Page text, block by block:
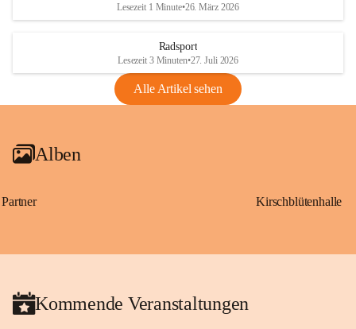
1 Seite•1,4 MB
VBl. EU Nr. 18_2026
Lesezeit 1 Minute•26. März 2026
Radsport
Lesezeit 3 Minuten•27. Juli 2026
Alle Artikel sehen
Alben
Partner Kirschblütenhalle
Kommende Veranstaltungen